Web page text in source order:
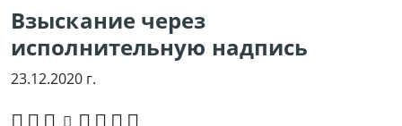
Взыскание через
исполнительную надпись
23.12.2020 г.